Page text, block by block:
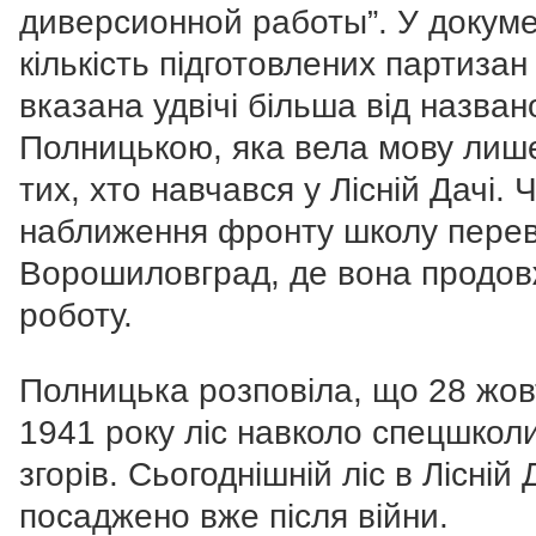
диверсионной работы”. У
кількість підготовлених партизан
вказана удвічі більша від
Полницькою, яка вела мову
тих, хто навчався у Лісній Дачі.
наближення фронту школу
Ворошиловград, де вона
роботу.
Полницька розповіла, що 28
1941 року ліс навколо
згорів. Сьогоднішній ліс в Лісній
посаджено вже після війни.